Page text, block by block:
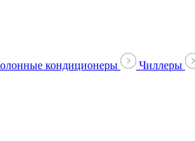
кондиционеры Чиллеры